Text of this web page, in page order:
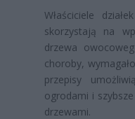
Właściciele
skorzystają na
drzewa
choroby,
przepisy
ogrodami i
drzewami.